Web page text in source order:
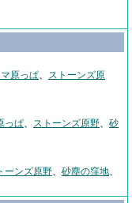
原っぱ、 ストーンズ原
っぱ、 ストーンズ原野、 砂
ーンズ原野、 砂塵の窪地、